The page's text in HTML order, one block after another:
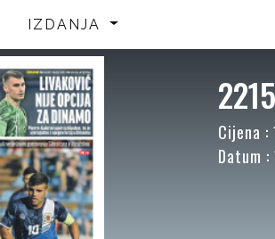
IZDANJA
Cijena :
Datum